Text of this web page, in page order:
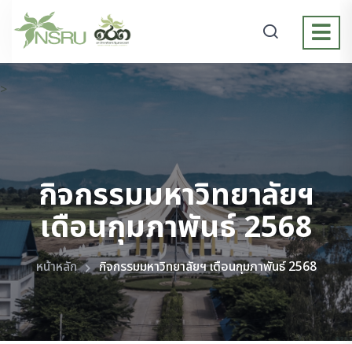
>
กิจกรรมมหาวิทยาลัยฯ
เดือนกุมภาพันธ์ 2568
หน้าหลัก กิจกรรมมหาวิทยาลัยฯ เดือนกุมภาพันธ์ 2568